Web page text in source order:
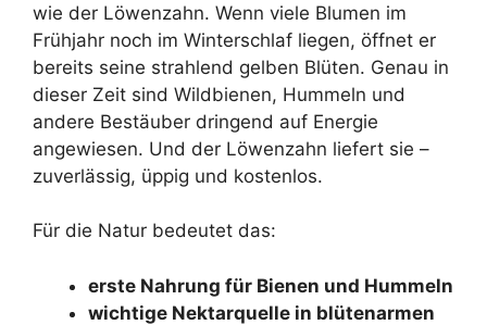
wie der Löwenzahn. Wenn viele Blumen im
Frühjahr noch im Winterschlaf liegen, öffnet er
bereits seine strahlend gelben Blüten. Genau in
dieser Zeit sind Wildbienen, Hummeln und
andere Bestäuber dringend auf Energie
angewiesen. Und der Löwenzahn liefert sie –
zuverlässig, üppig und kostenlos.
Für die Natur bedeutet das:
erste Nahrung für Bienen und Hummeln
wichtige Nektarquelle in blütenarmen